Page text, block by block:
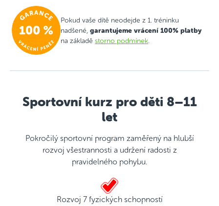
Pokud vaše dítě neodejde z 1. tréninku
nadšené, garantujeme vrácení 100% platby
na základě storno podmínek
Sportovní kurz pro děti 8–11
let
Pokročilý sportovní program zaměřený na hlubší
rozvoj všestrannosti a udržení radosti z
pravidelného pohybu.
Rozvoj 7 fyzických schopností